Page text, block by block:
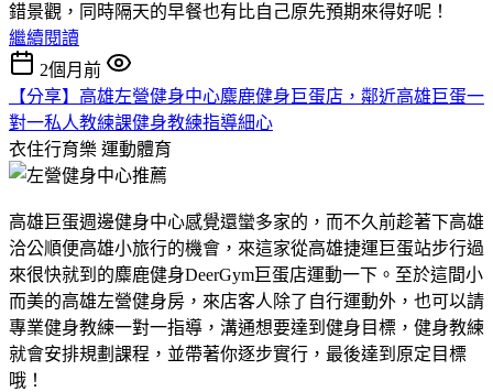
錯景觀，同時隔天的早餐也有比自己原先預期來得好呢！
繼續閱讀
2個月前
【分享】高雄左營健身中心麋鹿健身巨蛋店，鄰近高雄巨蛋一
對一私人教練課健身教練指導細心
衣住行育樂 運動體育
高雄巨蛋週邊健身中心感覺還蠻多家的，而不久前趁著下高雄
洽公順便高雄小旅行的機會，來這家從高雄捷運巨蛋站步行過
來很快就到的麋鹿健身DeerGym巨蛋店運動一下。至於這間小
而美的高雄左營健身房，來店客人除了自行運動外，也可以請
專業健身教練一對一指導，溝通想要達到健身目標，健身教練
就會安排規劃課程，並帶著你逐步實行，最後達到原定目標
哦！